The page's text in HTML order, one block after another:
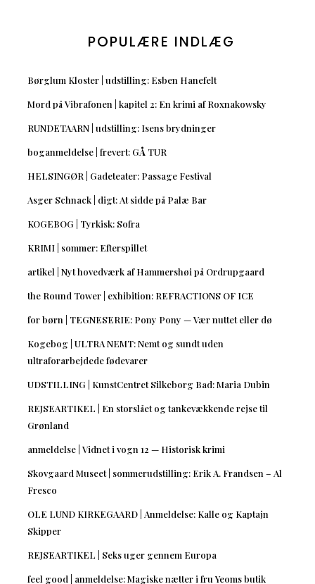
POPULÆRE INDLÆG
Børglum Kloster | udstilling: Esben Hanefelt
Mord på Vibrafonen | kapitel 2: En krimi af Roxnakowsky
RUNDETAARN | udstilling: Isens brydninger
boganmeldelse | frevert: GÅ TUR
HELSINGØR | Gadeteater: Passage Festival
Asger Schnack | digt: At sidde på Palæ Bar
KOGEBOG | Tyrkisk: Sofra
KRIMI | sommer: Efterspillet
artikel | Nyt hovedværk af Hammershøi på Ordrupgaard
the Round Tower | exhibition: REFRACTIONS OF ICE
for børn | TEGNESERIE: Pony Pony — Vær nuttet eller dø
Kogebog | ULTRA NEMT: Nemt og sundt uden
ultraforarbejdede fødevarer
UDSTILLING | KunstCentret Silkeborg Bad: Maria Dubin
REJSEARTIKEL | En storslået og tankevækkende rejse til
Grønland
anmeldelse | Vidnet i vogn 12 — Historisk krimi
Skovgaard Museet | sommerudstilling: Erik A. Frandsen – Al
Fresco
OLE LUND KIRKEGAARD | Anmeldelse: Kalle og Kaptajn
Skipper
REJSEARTIKEL | Seks uger gennem Europa
feel good | anmeldelse: Magiske nætter i fru Yeoms butik